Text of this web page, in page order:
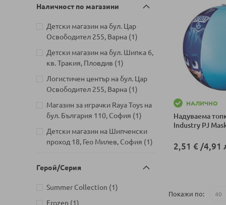
НАЛИЧНО
Надуваема
Industry PJ
2,51 € /4,91
Покажи по
Наличност по магазини
Детски магазин на бул. Цар
Освободител 255, Варна 1
артикул
Детски магазин на бул. Шипка 6,
кв. Тракия, Пловдив
1
артикул
Логистичен център на бул. Цар
Освободител 255, Варна 1
артикул
Магазин за играчки Raya Toys на
бул. България 110, София
1
артикул
Детски магазин на Шипченски
проход 18, Гео Милев, София
1
артикул
връх 26, София
Детски магазин на ул.
Герой/Серия
Summer Collection 1
артикул
Frozen
1
артикул